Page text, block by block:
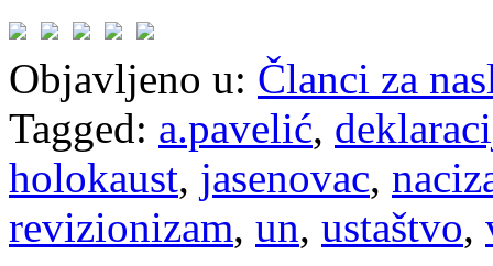
Objavljeno u: Članci za
Tagged: a.pavelić,
holokaust, jasenovac,
revizionizam, un, ustaštvo,